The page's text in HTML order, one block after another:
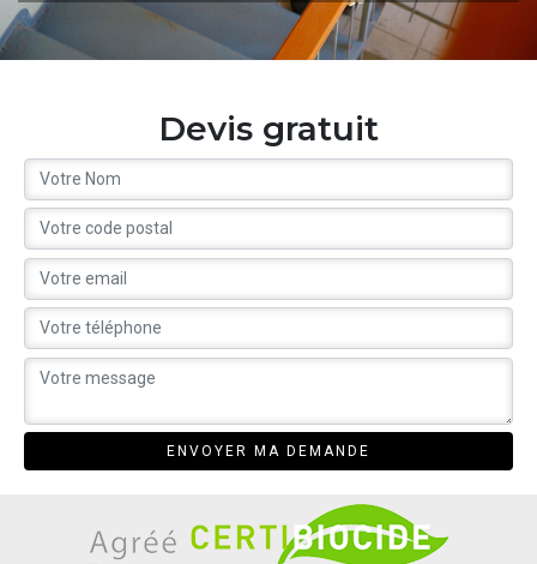
Devis gratuit